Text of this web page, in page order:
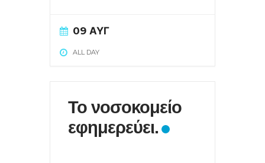
09 ΑΥΓ
ALL DAY
Το νοσοκομείο
εφημερεύει.